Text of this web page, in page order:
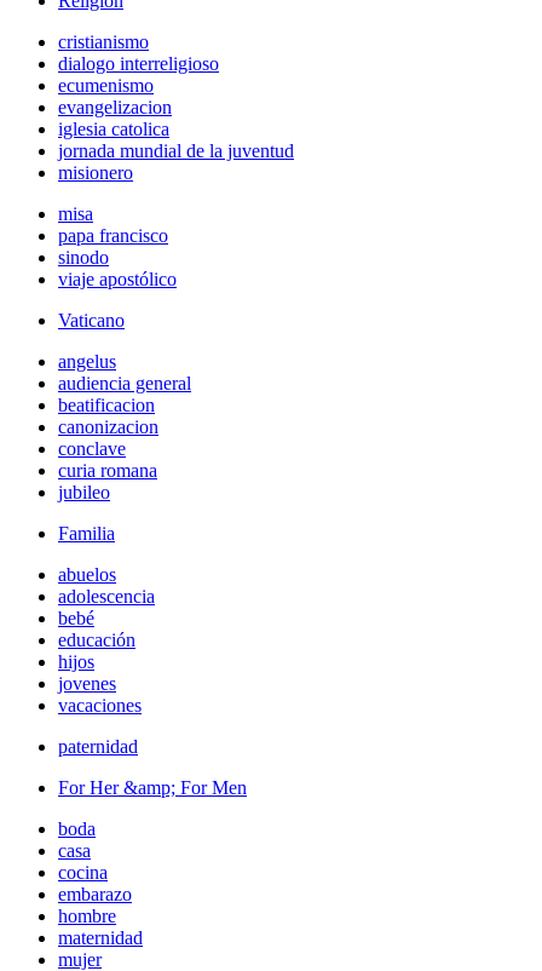
cristianismo
dialogo interreligioso
ecumenismo
evangelizacion
iglesia catolica
jornada mundial de la juventud
misionero
misa
papa francisco
sinodo
viaje apostólico
Vaticano
angelus
audiencia general
beatificacion
canonizacion
conclave
curia romana
jubileo
Familia
abuelos
adolescencia
bebé
educación
hijos
jovenes
vacaciones
paternidad
For Her &amp; For Men
boda
casa
cocina
embarazo
hombre
maternidad
mujer